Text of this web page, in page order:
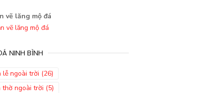
vẽ lăng mộ đá
NINH BÌNH
lễ ngoài trời (26)
thờ ngoài trời (5)